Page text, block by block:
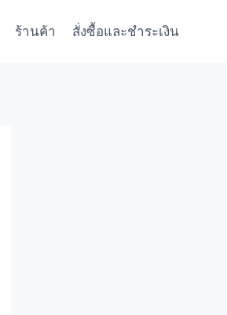
ร้านค้า สั่งซื้อและชำระเงิน